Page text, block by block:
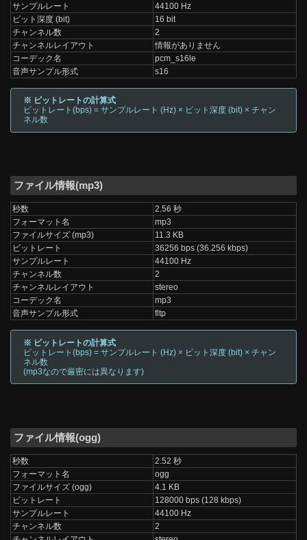
サンプルレート
44100 Hz
ビット深度 (bit)
16 bit
チャンネル数
2
チャンネルレイアウト
情報がありません
コーデック名
pcm_s16le
音声サンプル形式
s16
※ ビットレートの計算式
ビットレート(bps) = サンプルレート (Hz) × ビット深度 (bit) × チャン
ネル数
ファイル情報(mp3)
秒数
2.56 秒
フォーマット名
mp3
ファイルサイズ (mp3)
11.3 KB
ビットレート
36256 bps (36.256 kbps)
サンプルレート
44100 Hz
チャンネル数
2
チャンネルレイアウト
stereo
コーデック名
mp3
音声サンプル形式
fltp
※ ビットレートの計算式
ビットレート(bps) = サンプルレート (Hz) × ビット深度 (bit) × チャン
ネル数
(mp3なので厳密には異なります)
ファイル情報(ogg)
秒数
2.52 秒
フォーマット名
ogg
ファイルサイズ (ogg)
4.1 KB
ビットレート
128000 bps (128 kbps)
サンプルレート
44100 Hz
チャンネル数
2